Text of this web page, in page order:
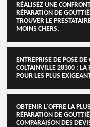
RÉALISEZ UNE
RÉPARATION DE
TROUVER LE
MOINS CHERS.
ENTREPRISE DE POSE
COLTAINVILLE 28300 : LA
POUR LES PLUS
OBTENIR L’OFFRE LA
RÉPARATION DE
COMPARAISON DES